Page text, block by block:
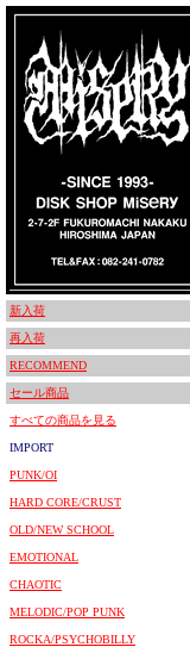
新入荷
再入荷
RECOMMEND
セール商品
すべての商品を見る
IMPORT
PUNK/OI
HARD CORE/CRUST
OLD/NEW SCHOOL
EMOTIONAL
CHAOTIC
MELODIC/POP PUNK
ROCKA/PSYCHOBILLY